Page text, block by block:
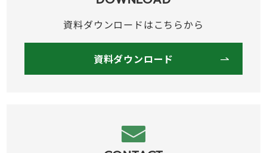
資料ダウンロードはこちらから
資料ダウンロード